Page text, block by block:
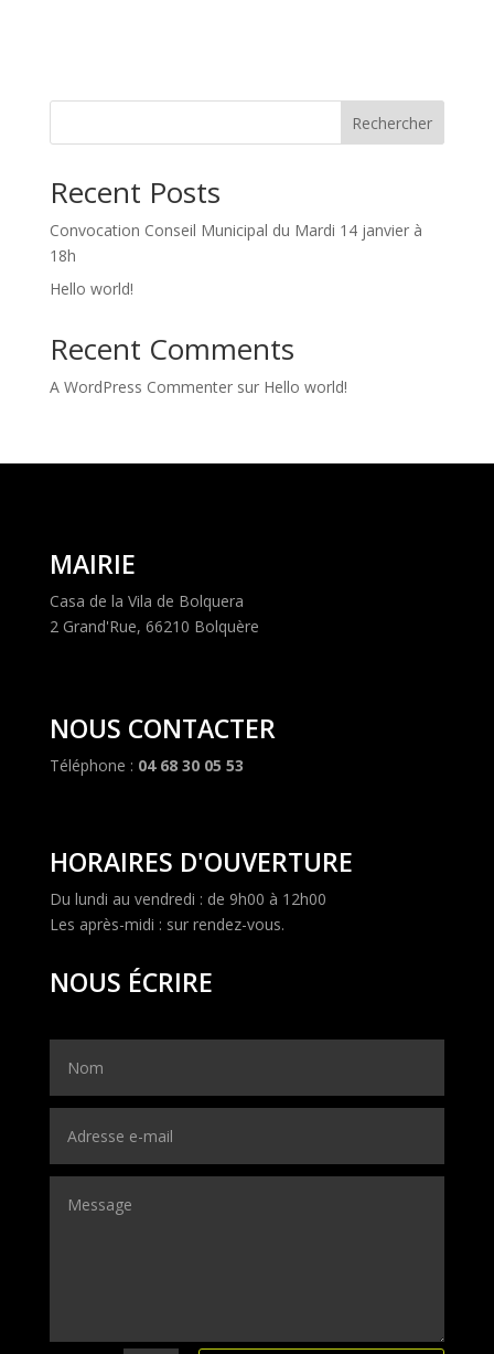
Rechercher
Recent Posts
Convocation Conseil Municipal du Mardi 14 janvier à
18h
Hello world!
Recent Comments
A WordPress Commentersur Hello world!
MAIRIE
Casa de la Vila de Bolquera
2 Grand'Rue, 66210 Bolquère
NOUS CONTACTER
Téléphone : 04 68 30 05 53
HORAIRES D'OUVERTURE
Du lundi au vendredi : de 9h00 à 12h00
Les après-midi : sur rendez-vous.
NOUS ÉCRIRE